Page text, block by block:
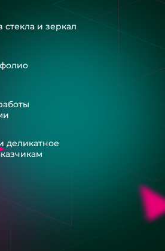
и зеркал
деликатное